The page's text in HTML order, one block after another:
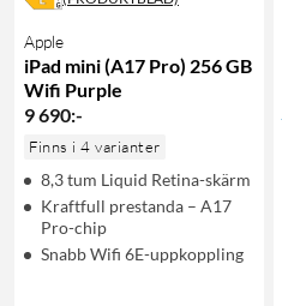
Apple
iPad mini (A17 Pro) 256 GB
Wifi Purple
9 690:-
Finns i 4 varianter
8,3 tum Liquid Retina-skärm
Kraftfull prestanda – A17
Pro-chip
Snabb Wifi 6E-uppkoppling